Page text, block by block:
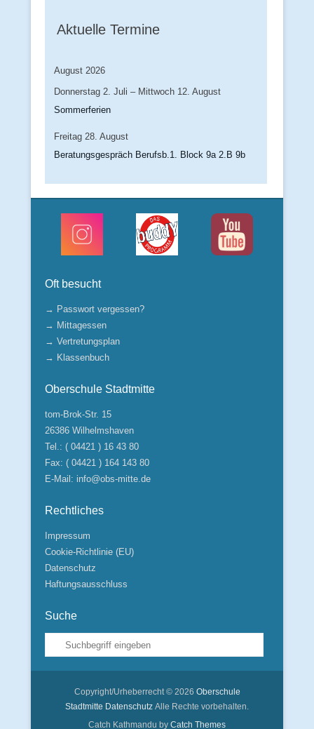
Aktuelle Termine
August 2026
Donnerstag 2. Juli – Mittwoch 12. August
Sommerferien
Freitag 28. August
Beratungsgespräch Berufsb.1. Block 9a 2.B 9b
Oft besucht
→ Passwort vergessen?
→ Mittagessen
→ Vertretungsplan
→ Klassenbuch
Oberschule Stadtmitte
tom-Brok-Str. 15
26386 Wilhelmshaven
Tel.: ( 04421 ) 16 43 80
Fax: ( 04421 ) 164 143 80
E-Mail: info@obs-mitte.de
Rechtliches
Impressum
Cookie-Richtlinie (EU)
Datenschutz
Haftungsausschluss
Suche
Suche
Copyright/Urheberrecht © 2026 Oberschule
Stadtmitte Datenschutz Alle Rechte vorbehalten.
Catch Kathmandu by Catch Themes